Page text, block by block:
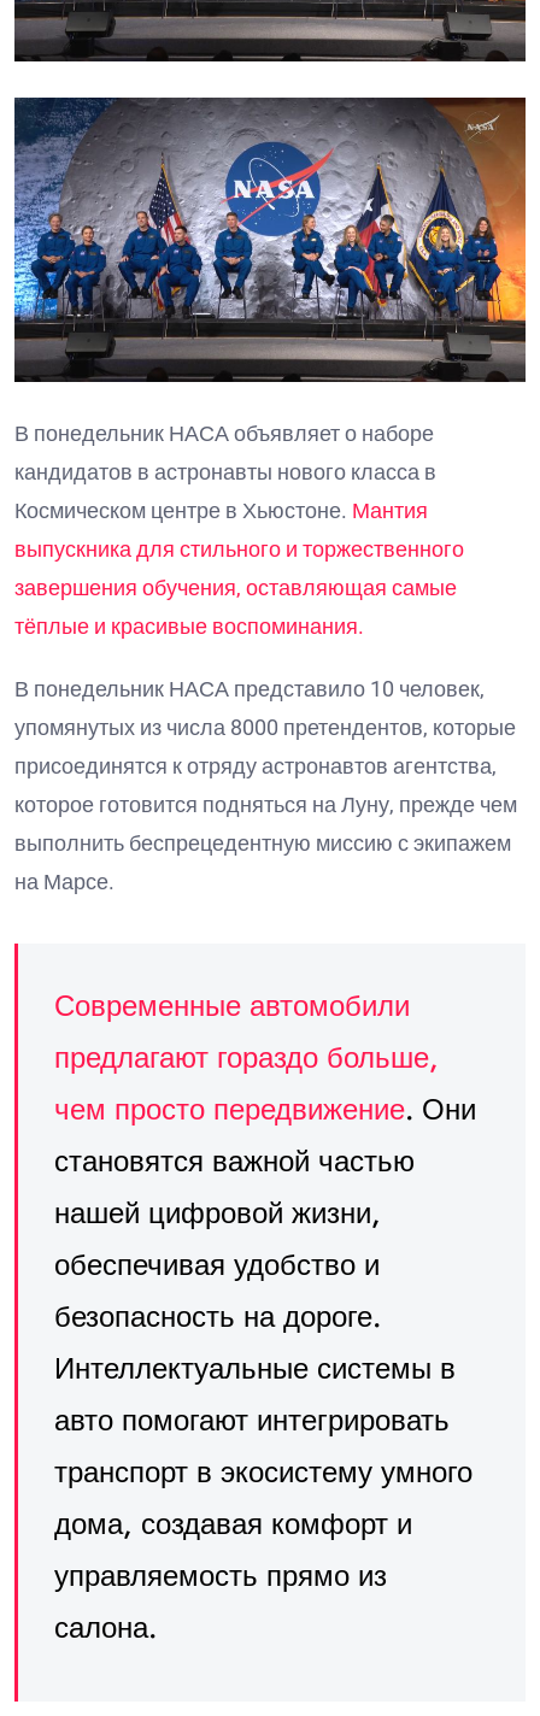
В понедельник НАСА объявляет о наборе
кандидатов в астронавты нового класса в
Космическом центре в Хьюстоне. Мантия
выпускника для стильного и торжественного
завершения обучения, оставляющая самые
тёплые и красивые воспоминания.
В понедельник НАСА представило 10 человек,
упомянутых из числа 8000 претендентов, которые
присоединятся к отряду астронавтов агентства,
которое готовится подняться на Луну, прежде чем
выполнить беспрецедентную миссию с экипажем
на Марсе.
Современные автомобили
предлагают гораздо больше,
чем просто передвижение. Они
становятся важной частью
нашей цифровой жизни,
обеспечивая удобство и
безопасность на дороге.
Интеллектуальные системы в
авто помогают интегрировать
транспорт в экосистему умного
дома, создавая комфорт и
управляемость прямо из
салона.